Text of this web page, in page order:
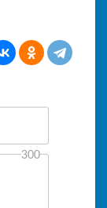
300